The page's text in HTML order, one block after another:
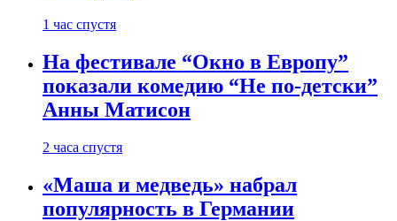
1 час спустя
На фестивале “Окно в Европу”
показали комедию “Не по-детски”
Анны Матисон
2 часа спустя
«Маша и медведь» набрал
популярность в Германии